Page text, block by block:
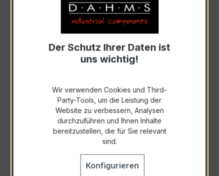
42-6005
Anfrage schriftlich
Als PDF exportieren
Der Schutz Ihrer Daten ist
uns wichtig!
Wir verwenden Cookies und Third-
Party-Tools, um die Leistung der
Website zu verbessern, Analysen
durchzuführen und Ihnen Inhalte
bereitzustellen, die für Sie relevant
sind.
Konfigurieren